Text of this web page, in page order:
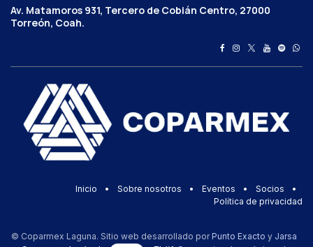
Av. Matamoros 931, Tercero de Cobián Centro, 27000
Torreón, Coah.
Inicio • Sobre nosotros • Eventos • Socios
•
Política de privacidad
© Coparmex Laguna. Sitio web desarrollado por Punto Exacto y Jarsa